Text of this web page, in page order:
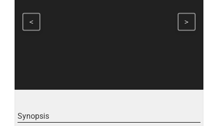
< >
Synopsis